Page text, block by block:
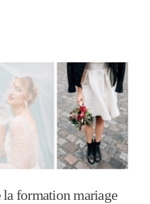
la formation mariage